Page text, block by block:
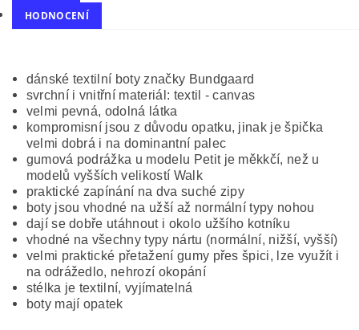
HODNOCENÍ
dánské textilní boty značky Bundgaard
svrchní i vnitřní materiál: textil - canvas
velmi pevná, odolná látka
kompromisní jsou z důvodu opatku, jinak je špička
velmi dobrá i na dominantní palec
gumová podrážka u modelu Petit je měkkčí, než u
modelů vyšších velikostí Walk
praktické zapínání na dva suché zipy
boty jsou vhodné na užší až normální typy nohou
dají se dobře utáhnout i okolo užšího kotníku
vhodné na všechny typy nártu (normální, nižší, vyšší)
velmi praktické přetažení gumy přes špici, lze využít i
na odrážedlo, nehrozí okopání
stélka je textilní, vyjímatelná
boty mají opatek